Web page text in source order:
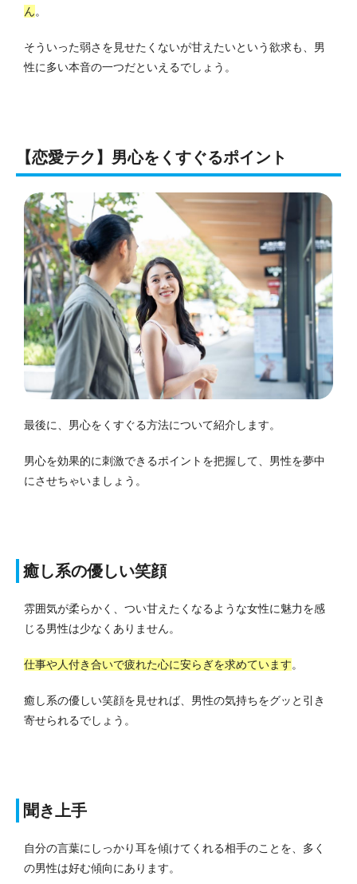
ん。
そういった弱さを見せたくないが甘えたいという欲求も、男
性に多い本音の一つだといえるでしょう。
【恋愛テク】男心をくすぐるポイント
最後に、男心をくすぐる方法について紹介します。
男心を効果的に刺激できるポイントを把握して、男性を夢中
にさせちゃいましょう。
癒し系の優しい笑顔
雰囲気が柔らかく、つい甘えたくなるような女性に魅力を感
じる男性は少なくありません。
仕事や人付き合いで疲れた心に安らぎを求めています。
癒し系の優しい笑顔を見せれば、男性の気持ちをグッと引き
寄せられるでしょう。
聞き上手
自分の言葉にしっかり耳を傾けてくれる相手のことを、多く
の男性は好む傾向にあります。